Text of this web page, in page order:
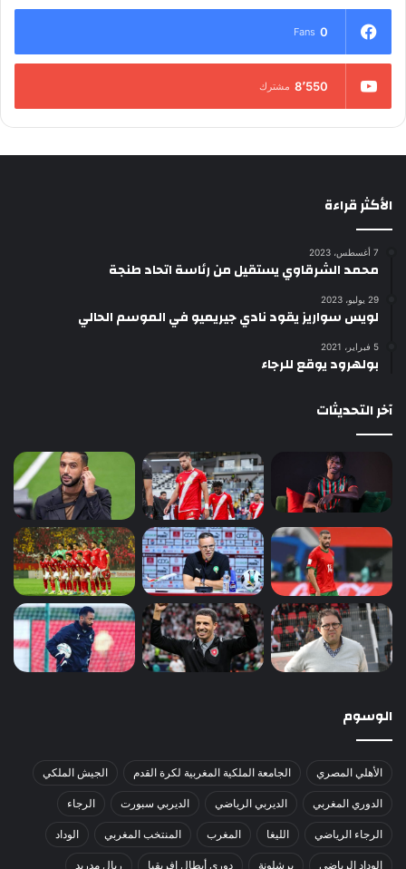
0
Fans
8٬550 مشترك
الأكثر قراءة
7 أغسطس، 2023
محمد الشرقاوي يستقيل من رئاسة اتحاد طنجة
29 يوليو، 2023
لويس سواريز يقود نادي جيريميو في الموسم الحالي
5 فبراير، 2021
بولهرود يوقع للرجاء
آخر التحديثات
الوسوم
الأهلي المصري الجامعة الملكية المغربية لكرة القدم الجيش الملكي
الدوري المغربي الديربي الرياضي الديربي سبورت الرجاء
الرجاء الرياضي الليغا المغرب المنتخب المغربي الوداد
الوداد الرياضي برشلونة دوري أبطال إفريقيا ريال مدريد